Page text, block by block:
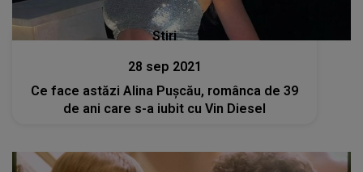
Stiri
28 sep 2021
Ce face astăzi Alina Pușcău, românca de 39
de ani care s-a iubit cu Vin Diesel